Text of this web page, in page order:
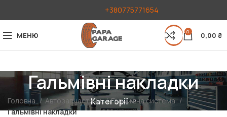
+380775771654
МЕНЮ 0 0,00 ₴
Гальмівні накладки
Категорії
Головна Автозапчастини
Гальмівна система
Гальмівні накладки